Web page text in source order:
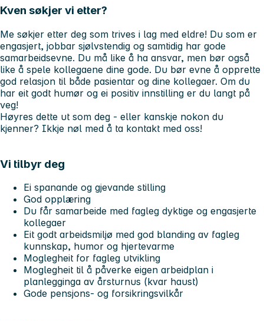
Kven søkjer vi etter?
Me søkjer etter deg som trives i lag med eldre! Du som er
engasjert, jobbar sjølvstendig og samtidig har gode
samarbeidsevne. Du må like å ha ansvar, men bør også
like å spele kollegaene dine gode. Du bør evne å opprette
god relasjon til både pasientar og dine kollegaer. Om du
har eit godt humør og ei positiv innstilling er du langt på
veg!
Høyres dette ut som deg - eller kanskje nokon du
kjenner? Ikkje nøl med å ta kontakt med oss!
Vi tilbyr deg
Ei spanande og gjevande stilling
God opplæring
Du får samarbeide med fagleg dyktige og engasjerte
kollegaer
Eit godt arbeidsmiljø med god blanding av fagleg
kunnskap, humor og hjertevarme
Moglegheit for fagleg utvikling
Moglegheit til å påverke eigen arbeidplan i
planlegginga av årsturnus (kvar haust)
Gode pensjons- og forsikringsvilkår